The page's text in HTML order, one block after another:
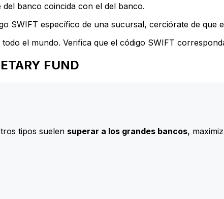
banco coincida con el del banco.
SWIFT específico de una sucursal, cerciórate de que
el mundo. Verifica que el código SWIFT
FUND
tipos suelen superar a los grandes bancos,